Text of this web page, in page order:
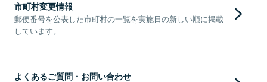
市町村変更情報
郵便番号を公表した市町村の一覧を実施日の新しい順に掲載
しています。
よくあるご質問・お問い合わせ